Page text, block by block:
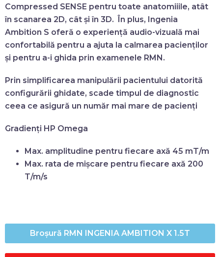
Compressed SENSE pentru toate anatomiiile, atât
în scanarea 2D, cât și în 3D. În plus, Ingenia
Ambition S oferă o experiență audio-vizuală mai
confortabilă pentru a ajuta la calmarea pacienților
și pentru a-i ghida prin examenele RMN.
Prin simplificarea manipulării pacientului datorită
configurării ghidate, scade timpul de diagnostic
ceea ce asigură un număr mai mare de pacienți
Gradienți HP Omega
Max. amplitudine pentru fiecare axă 45 mT/m
Max. rata de mișcare pentru fiecare axă 200
T/m/s
Broșură RMN INGENIA AMBITION X 1.5T